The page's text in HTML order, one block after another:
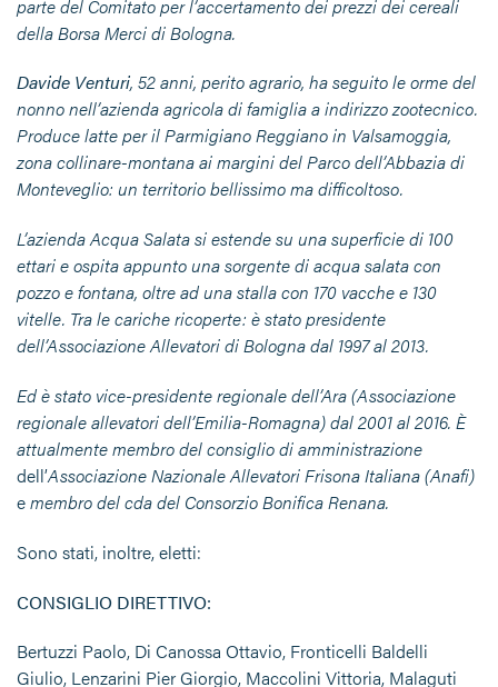
parte del Comitato per l’accertamento dei prezzi dei cereali
della Borsa Merci di Bologna.
Davide Venturi, 52 anni, perito agrario, ha seguito le orme del
nonno nell’azienda agricola di famiglia a indirizzo zootecnico.
Produce latte per il Parmigiano Reggiano in Valsamoggia,
zona collinare-montana ai margini del Parco dell’Abbazia di
Monteveglio: un territorio bellissimo ma difficoltoso.
L’azienda Acqua Salata si estende su una superficie di 100
ettari e ospita appunto una sorgente di acqua salata con
pozzo e fontana, oltre ad una stalla con 170 vacche e 130
vitelle. Tra le cariche ricoperte: è stato presidente
dell’Associazione Allevatori di Bologna dal 1997 al 2013.
Ed è stato vice-presidente regionale dell’Ara (Associazione
regionale allevatori dell’Emilia-Romagna) dal 2001 al 2016. È
attualmente membro del consiglio di amministrazione
dell’Associazione NazionaleAllevatoriFrisonaItaliana (Anafi)
emembro del cda del Consorzio Bonifica Renana.
Sono stati, inoltre, eletti:
CONSIGLIO DIRETTIVO:
Bertuzzi Paolo, Di Canossa Ottavio, Fronticelli Baldelli
Giulio, Lenzarini Pier Giorgio, Maccolini Vittoria, Malaguti